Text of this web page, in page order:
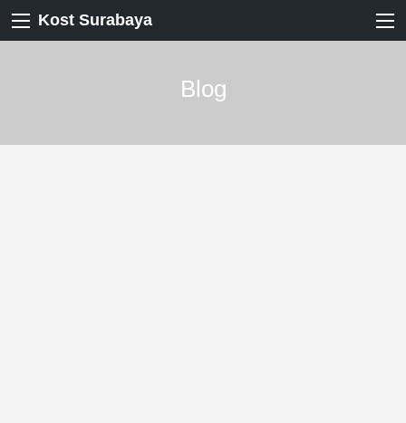
Kost Surabaya
Blog